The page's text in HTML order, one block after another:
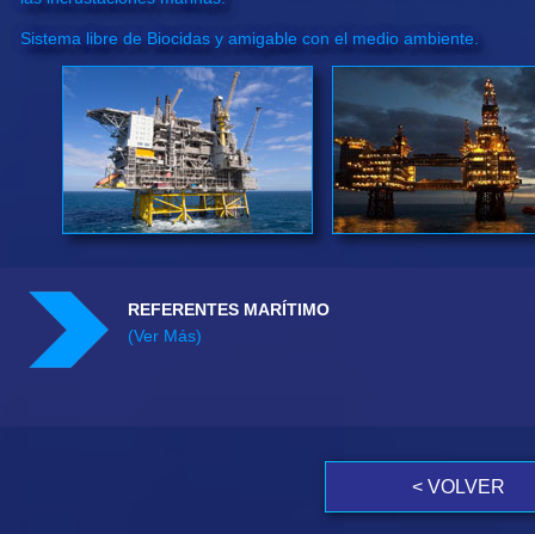
Sistema libre de Biocidas y amigable con el medio ambiente.
REFERENTES MARÍTIMO
(Ver Más)
< VOLVER